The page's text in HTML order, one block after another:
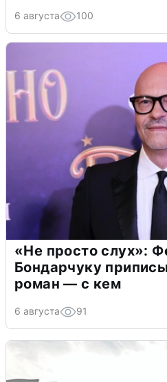
6 августа 100
«Не просто слух»:
Бондарчуку
роман — с кем
6 августа 91